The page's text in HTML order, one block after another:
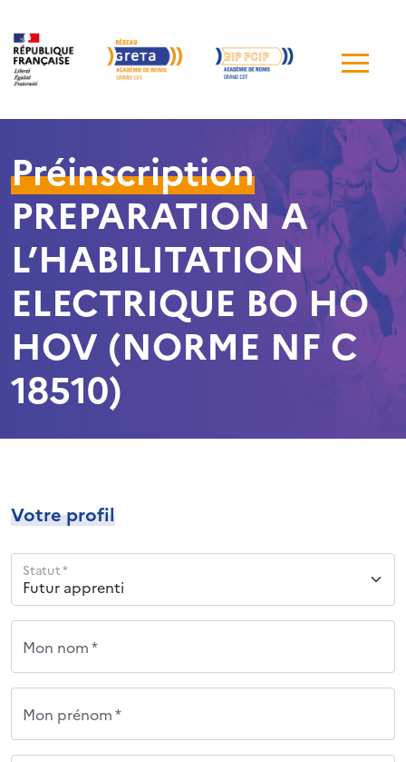
de
Préinscription
PREPARATION A
L’HABILITATION
ELECTRIQUE BO HO
HOV (NORME NF C
18510)
Votre profil
Statut *
Mon nom *
Mon prénom *